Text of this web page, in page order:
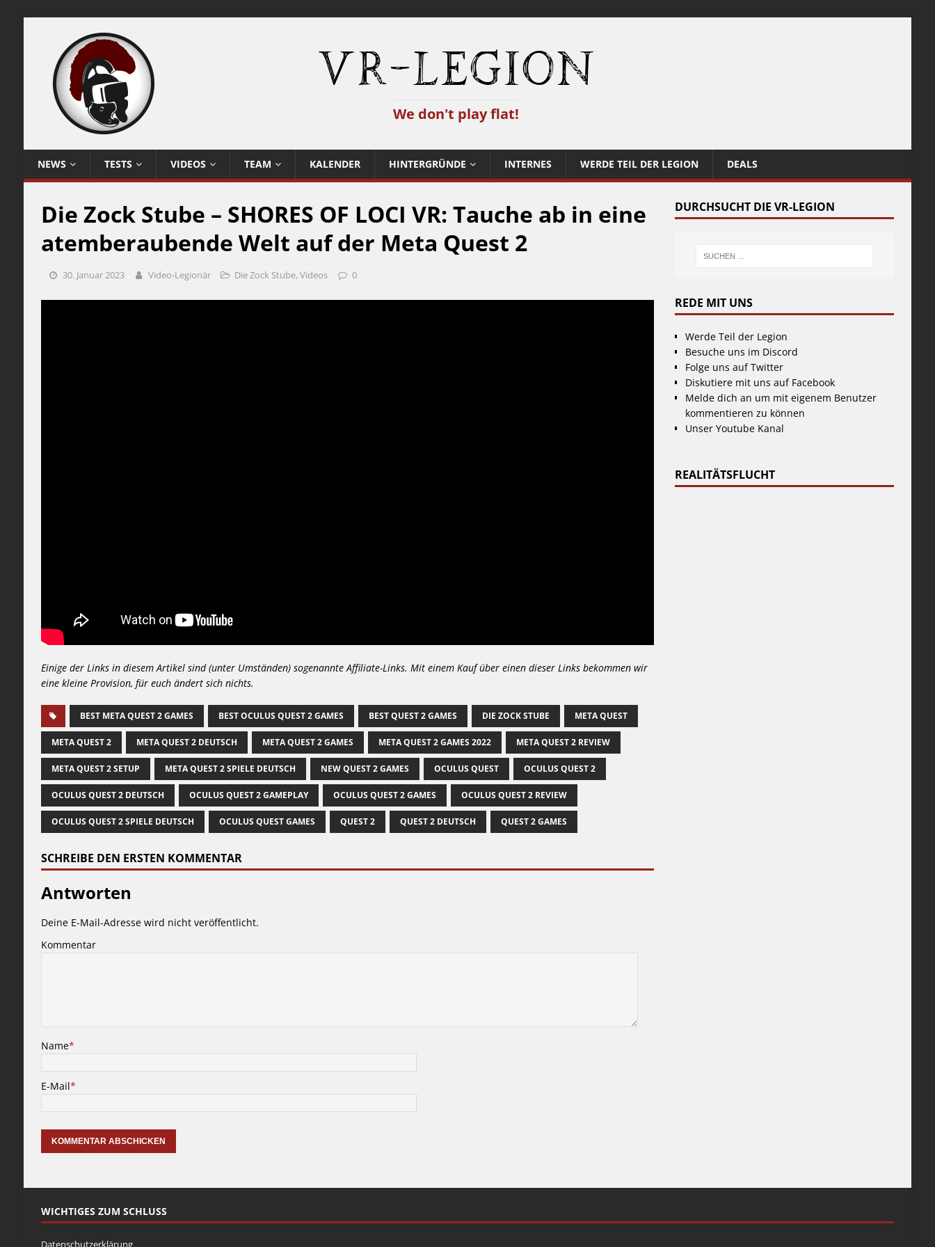
VR-Legion
We don't play flat!
NEWS TESTS VIDEOS TEAM KALENDER HINTERGRÜNDE INTERNES WERDE TEIL DER LEGION DEALS
Die Zock Stube – SHORES OF LOCI VR: Tauche ab in eine
atemberaubende Welt auf der Meta Quest 2
30. Januar 2023 Video-Legionär Die Zock Stube,Videos 0
Einige der Links in diesem Artikel sind (unter Umständen) sogenannte Affiliate-Links. Mit einem Kauf über einen dieser Links bekommen wir
eine kleine Provision, für euch ändert sich nichts.
BEST META QUEST 2 GAMES BEST OCULUS QUEST 2 GAMES BEST QUEST 2 GAMES DIE ZOCK STUBE META QUEST
META QUEST 2 META QUEST 2 DEUTSCH META QUEST 2 GAMES META QUEST 2 GAMES 2022 META QUEST 2 REVIEW
META QUEST 2 SETUP META QUEST 2 SPIELE DEUTSCH NEW QUEST 2 GAMES OCULUS QUEST OCULUS QUEST 2
OCULUS QUEST 2 DEUTSCH OCULUS QUEST 2 GAMEPLAY OCULUS QUEST 2 GAMES OCULUS QUEST 2 REVIEW
OCULUS QUEST 2 SPIELE DEUTSCH OCULUS QUEST GAMES QUEST 2 QUEST 2 DEUTSCH QUEST 2 GAMES
SCHREIBE DEN ERSTEN KOMMENTAR
Antworten
Deine E-Mail-Adresse wird nicht veröffentlicht.
Kommentar
Name*
E-Mail*
DURCHSUCHT DIE VR-LEGION
REDE MIT UNS
Werde Teil der Legion
Besuche uns im Discord
Folge uns auf Twitter
Diskutiere mit uns auf Facebook
Melde dich an um mit eigenem Benutzer
kommentieren zu können
Unser Youtube Kanal
REALITÄTSFLUCHT
WICHTIGES ZUM SCHLUSS
Datenschutzerklärung